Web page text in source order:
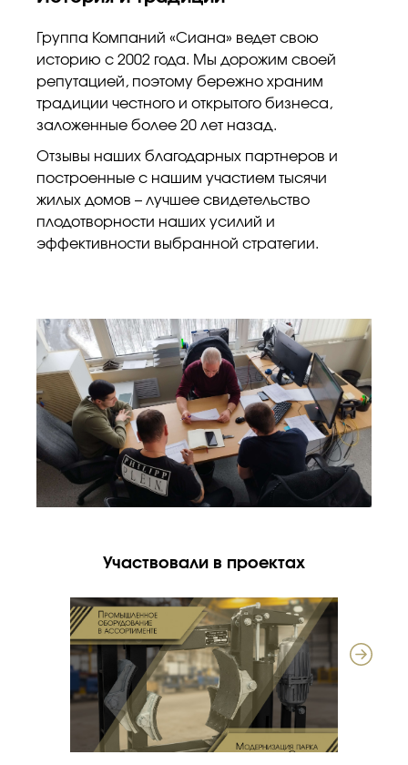
Группа Компаний «Сиана» ведет свою
историю с 2002 года. Мы дорожим своей
репутацией, поэтому бережно храним
традиции честного и открытого бизнеса,
заложенные более 20 лет назад.
Отзывы наших благодарных партнеров и
построенные с нашим участием тысячи
жилых домов – лучшее свидетельство
плодотворности наших усилий и
эффективности выбранной стратегии.
Участвовали в проектах